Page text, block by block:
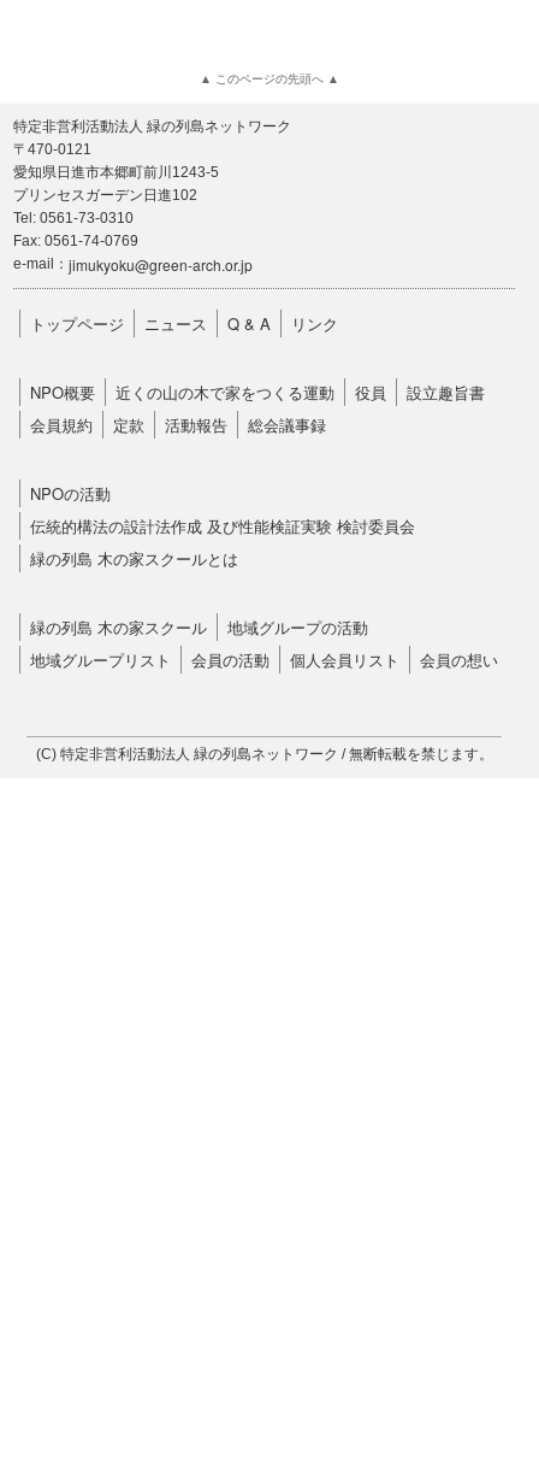
▲ このページの先頭へ ▲
特定非営利活動法人 緑の列島ネットワーク
〒470-0121
愛知県日進市本郷町前川1243-5
プリンセスガーデン日進102
Tel: 0561-73-0310
Fax: 0561-74-0769
e-mail： jimukyoku@green-arch.or.jp
トップページ ニュース Q & A リンク
NPO概要 近くの山の木で家をつくる運動 役員
設立趣旨書
会員規約
定款 活動報告 総会議事録
NPOの活動
伝統的構法の設計法作成 及び性能検証実験 検討委員会
緑の列島 木の家スクールとは
緑の列島 木の家スクール
地域グループの活動
地域グループリスト
会員の活動 個人会員リスト 会員の想い
(C) 特定非営利活動法人 緑の列島ネットワーク / 無断転載を禁じます。